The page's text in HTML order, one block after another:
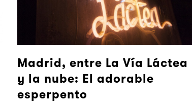
Madrid, entre La Vía Láctea
y la nube: El adorable
esperpento